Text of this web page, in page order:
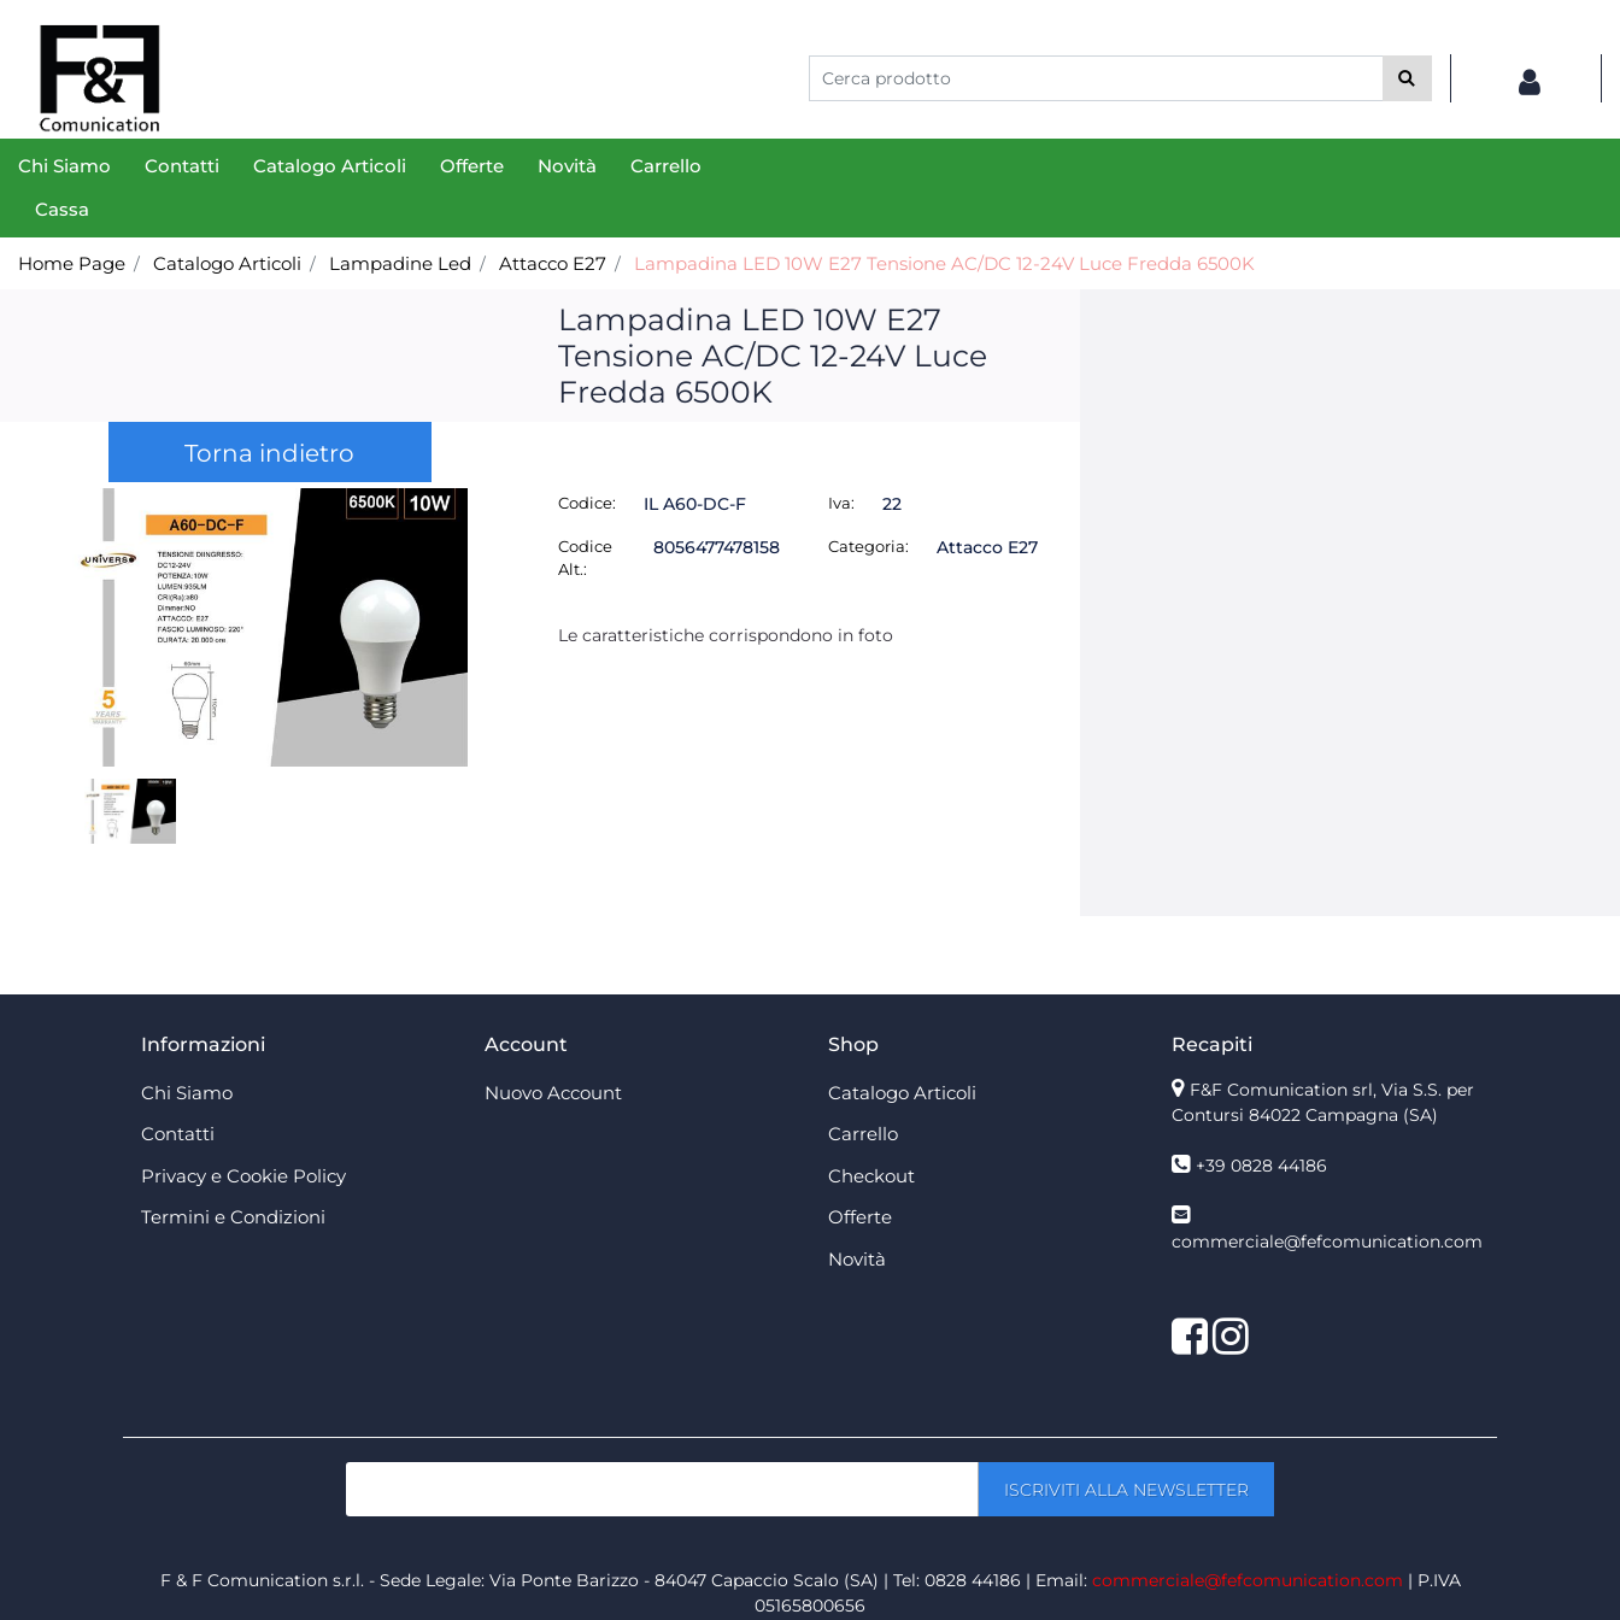
Chi Siamo Contatti Catalogo Articoli Offerte Novità
Carrello
Cassa
Home Page Catalogo Articoli Lampadine Led Attacco E27 Lampadina LED 10W E27 Tensione AC/DC 12-24V Luce Fredda 6500K
Torna indietro
Lampadina LED 10W E27
Tensione AC/DC 12-24V Luce
Fredda 6500K
Codice: IL A60-DC-F
Codice
Alt.:
8056477478158
Iva: 22
Categoria: Attacco E27
Le caratteristiche corrispondono in foto
Informazioni
Chi Siamo
Contatti
Privacy e Cookie Policy
Termini e Condizioni
Account
Nuovo Account
Shop
Catalogo Articoli
Carrello
Checkout
Offerte
Novità
Recapiti
F&F Comunication srl, Via S.S. per
Contursi 84022 Campagna (SA)
+39 0828 44186
commerciale@fefcomunication.com
Facebook
Twitter
F & F Comunication s.r.l. - Sede Legale: Via Ponte Barizzo - 84047 Capaccio Scalo (SA) | Tel: 0828 44186 | Email: commerciale@fefcomunication.com | P.IVA
05165800656